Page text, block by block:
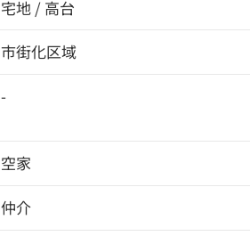
宅地 / 高台
市街化区域
-
空家
仲介